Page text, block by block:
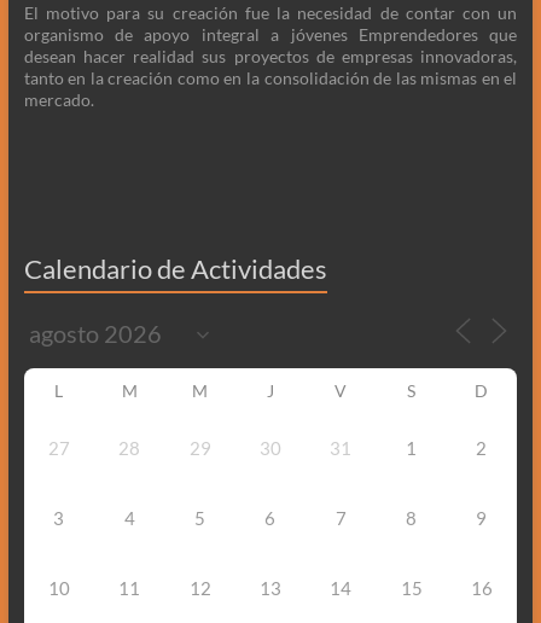
El motivo para su creación fue la necesidad de contar con un
organismo de apoyo integral a jóvenes Emprendedores que
desean hacer realidad sus proyectos de empresas innovadoras,
tanto en la creación como en la consolidación de las mismas en el
mercado.
Calendario de Actividades
L M M J V S D
27 28 29 30 31 1 2
3 4 5 6 7 8 9
10 11 12 13 14 15 16